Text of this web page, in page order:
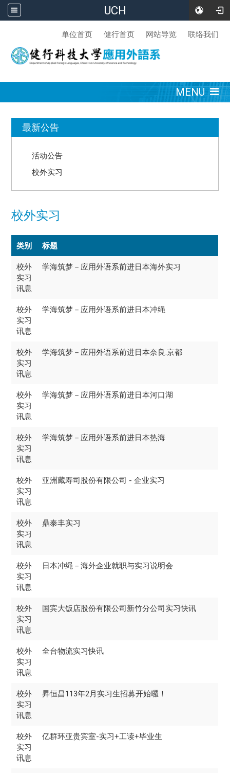
UCH
单位首页 健行首页 网站导览 联络我们
MENU
最新公告
活动公告
校外实习
校外实习
类别 标题
校外
实习
讯息
学海筑梦－应用外语系前进日本海外实习
校外
实习
讯息
学海筑梦－应用外语系前进日本冲绳
校外
实习
讯息
学海筑梦－应用外语系前进日本奈良.京都
校外
实习
讯息
学海筑梦－应用外语系前进日本河口湖
校外
实习
讯息
学海筑梦－应用外语系前进日本热海
校外
实习
讯息
亚洲藏寿司股份有限公司 - 企业实习
校外
实习
讯息
鼎泰丰实习
校外
实习
讯息
日本冲绳－海外企业就职与实习说明会
校外
实习
讯息
国宾大饭店股份有限公司新竹分公司实习快讯
校外
实习
讯息
全台物流实习快讯
校外
实习
讯息
昇恒昌113年2月实习生招募开始囉！
校外
实习
讯息
亿群环亚贵宾室-实习+工读+毕业生